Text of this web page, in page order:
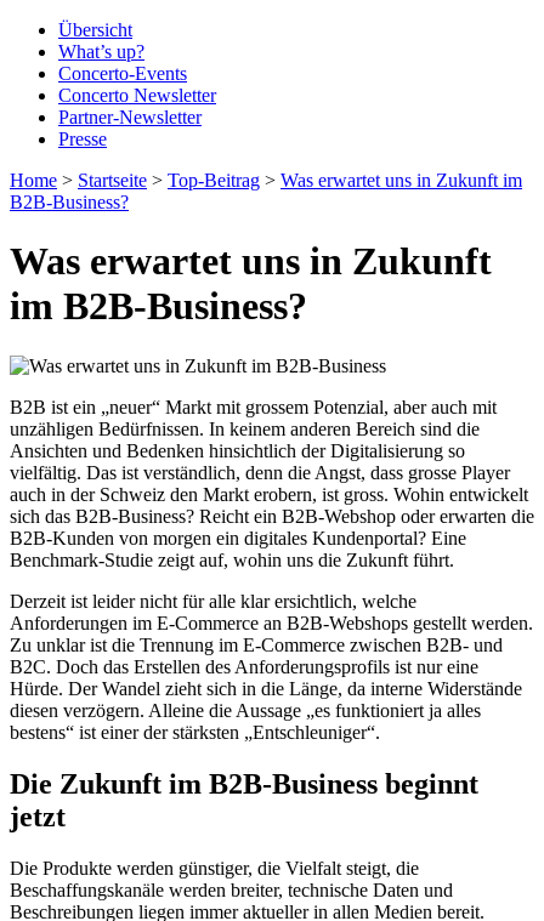
Übersicht
What’s up?
Concerto-Events
Concerto Newsletter
Partner-Newsletter
Presse
Home > Startseite > Top-Beitrag > Was erwartet uns in Zukunft im
B2B-Business?
Was erwartet uns in Zukunft
im B2B-Business?
B2B ist ein „neuer“ Markt mit grossem Potenzial, aber auch mit
unzähligen Bedürfnissen. In keinem anderen Bereich sind die
Ansichten und Bedenken hinsichtlich der Digitalisierung so
vielfältig. Das ist verständlich, denn die Angst, dass grosse Player
auch in der Schweiz den Markt erobern, ist gross. Wohin entwickelt
sich das B2B-Business? Reicht ein B2B-Webshop oder erwarten die
B2B-Kunden von morgen ein digitales Kundenportal? Eine
Benchmark-Studie zeigt auf, wohin uns die Zukunft führt.
Derzeit ist leider nicht für alle klar ersichtlich, welche
Anforderungen im E-Commerce an B2B-Webshops gestellt werden.
Zu unklar ist die Trennung im E-Commerce zwischen B2B- und
B2C. Doch das Erstellen des Anforderungsprofils ist nur eine
Hürde. Der Wandel zieht sich in die Länge, da interne Widerstände
diesen verzögern. Alleine die Aussage „es funktioniert ja alles
bestens“ ist einer der stärksten „Entschleuniger“.
Die Zukunft im B2B-Business beginnt
jetzt
Die Produkte werden günstiger, die Vielfalt steigt, die
Beschaffungskanäle werden breiter, technische Daten und
Beschreibungen liegen immer aktueller in allen Medien bereit.